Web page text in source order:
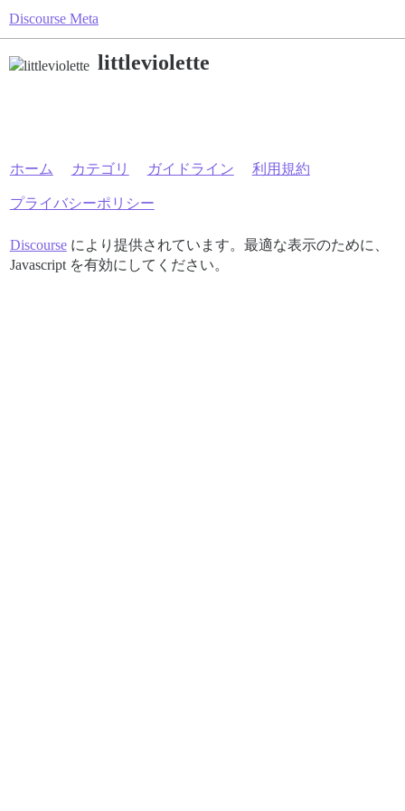
Discourse Meta
littleviolette
ホーム カテゴリ ガイドライン 利用規約
プライバシーポリシー
Discourseにより提供されています。最適な表示のために、
Javascript を有効にしてください。